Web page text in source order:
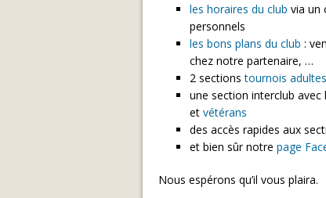
les horaires du club via un
personnels
les bons plans du club :
chez notre partenaire, …
2 sectionstournois adultes
une section interclub
et vétérans
des accès rapides aux
et bien sûr notre page
Nous espérons qu’il vous plaira.